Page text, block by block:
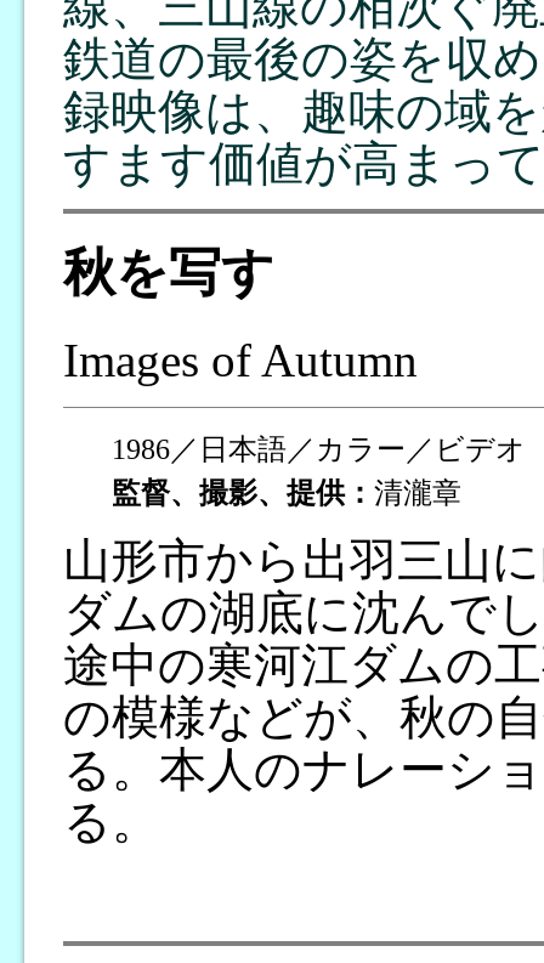
鉄道の最後の姿を収
録映像は、趣味の域
すます価値が高まっ
秋を写す
Images of Autumn
1986／日本語／カラー／ビデオ
監督、撮影、提供： 清瀧章
山形市から出羽三山
ダムの湖底に沈んで
途中の寒河江ダムの
の模様などが、秋の
る。本人のナレーシ
る。